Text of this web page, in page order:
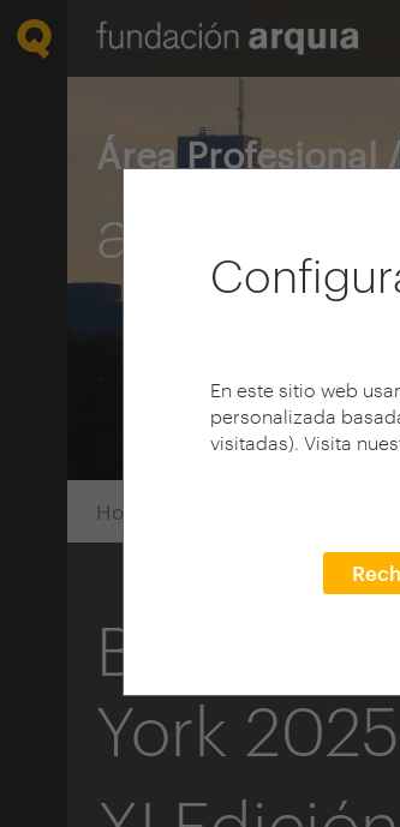
En este sitio web
personalizada
visitadas). Visita
Área Profesional
arquia /
Home
Beca de
York 2025